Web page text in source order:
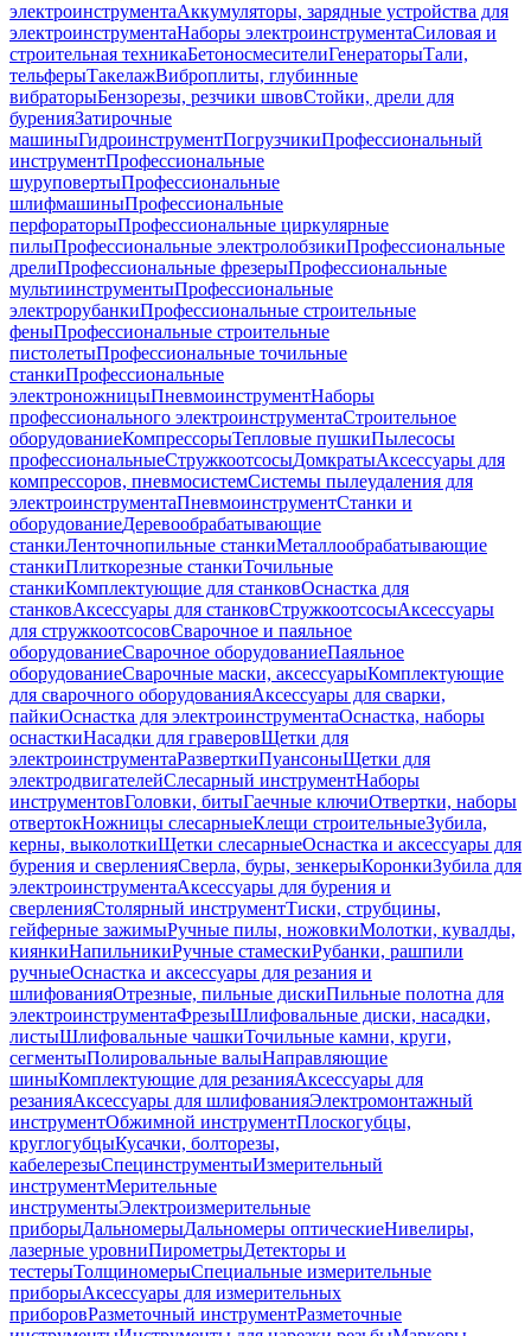
электроинструментаАккумуляторы, зарядные устройства для
электроинструментаНаборы электроинструментаСиловая и
строительная техникаБетоносмесителиГенераторыТали,
тельферыТакелажВиброплиты, глубинные
вибраторыБензорезы, резчики швовСтойки, дрели для
буренияЗатирочные
машиныГидроинструментПогрузчикиПрофессиональный
инструментПрофессиональные
шуруповертыПрофессиональные
шлифмашиныПрофессиональные
перфораторыПрофессиональные циркулярные
пилыПрофессиональные электролобзикиПрофессиональные
дрелиПрофессиональные фрезерыПрофессиональные
мультиинструментыПрофессиональные
электрорубанкиПрофессиональные строительные
феныПрофессиональные строительные
пистолетыПрофессиональные точильные
станкиПрофессиональные
электроножницыПневмоинструментНаборы
профессионального электроинструментаСтроительное
оборудованиеКомпрессорыТепловые пушкиПылесосы
профессиональныеСтружкоотсосыДомкратыАксессуары для
компрессоров, пневмосистемСистемы пылеудаления для
электроинструментаПневмоинструментСтанки и
оборудованиеДеревообрабатывающие
станкиЛенточнопильные станкиМеталлообрабатывающие
станкиПлиткорезные станкиТочильные
станкиКомплектующие для станковОснастка для
станковАксессуары для станковСтружкоотсосыАксессуары
для стружкоотсосовСварочное и паяльное
оборудованиеСварочное оборудованиеПаяльное
оборудованиеСварочные маски, аксессуарыКомплектующие
для сварочного оборудованияАксессуары для сварки,
пайкиОснастка для электроинструментаОснастка, наборы
оснасткиНасадки для граверовЩетки для
электроинструментаРазверткиПуансоныЩетки для
электродвигателейСлесарный инструментНаборы
инструментовГоловки, битыГаечные ключиОтвертки, наборы
отвертокНожницы слесарныеКлещи строительныеЗубила,
керны, выколоткиЩетки слесарныеОснастка и аксессуары для
бурения и сверленияСверла, буры, зенкерыКоронкиЗубила для
электроинструментаАксессуары для бурения и
сверленияСтолярный инструментТиски, струбцины,
гейферные зажимыРучные пилы, ножовкиМолотки, кувалды,
киянкиНапильникиРучные стамескиРубанки, рашпили
ручныеОснастка и аксессуары для резания и
шлифованияОтрезные, пильные дискиПильные полотна для
электроинструментаФрезыШлифовальные диски, насадки,
листыШлифовальные чашкиТочильные камни, круги,
сегментыПолировальные валыНаправляющие
шиныКомплектующие для резанияАксессуары для
резанияАксессуары для шлифованияЭлектромонтажный
инструментОбжимной инструментПлоскогубцы,
круглогубцыКусачки, болторезы,
кабелерезыСпецинструментыИзмерительный
инструментМерительные
инструментыЭлектроизмерительные
приборыДальномерыДальномеры оптическиеНивелиры,
лазерные уровниПирометрыДетекторы и
тестерыТолщиномерыСпециальные измерительные
приборыАксессуары для измерительных
приборовРазметочный инструментРазметочные